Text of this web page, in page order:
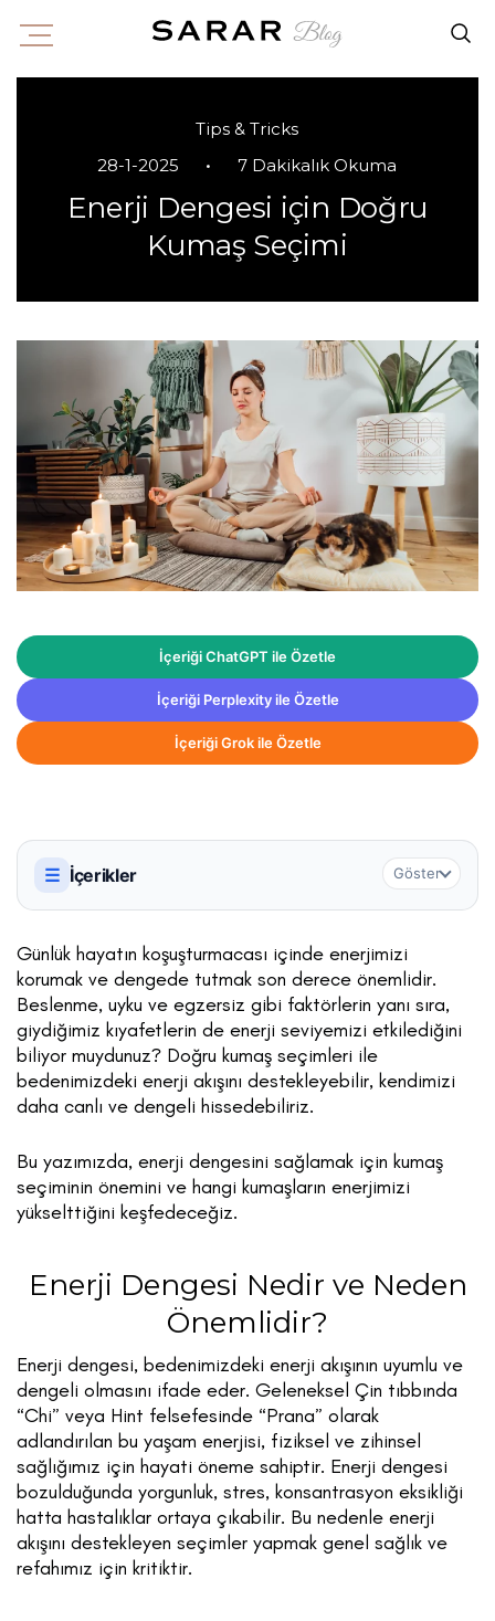
Tips & Tricks
28-1-2025
• 7 Dakikalık Okuma
Enerji Dengesi için Doğru
Kumaş Seçimi
İçeriği ChatGPT ile Özetle
İçeriği Perplexity ile Özetle
İçeriği Grok ile Özetle
☰ İçerikler Göster
Günlük hayatın koşuşturmacası içinde enerjimizi
korumak ve dengede tutmak son derece önemlidir.
Beslenme, uyku ve egzersiz gibi faktörlerin yanı sıra,
giydiğimiz kıyafetlerin de enerji seviyemizi etkilediğini
biliyor muydunuz? Doğru kumaş seçimleri ile
bedenimizdeki enerji akışını destekleyebilir, kendimizi
daha canlı ve dengeli hissedebiliriz.
Bu yazımızda, enerji dengesini sağlamak için kumaş
seçiminin önemini ve hangi kumaşların enerjimizi
yükselttiğini keşfedeceğiz.
Enerji Dengesi Nedir ve Neden
Önemlidir?
Enerji dengesi, bedenimizdeki enerji akışının uyumlu ve
dengeli olmasını ifade eder. Geleneksel Çin tıbbında
“Chi” veya Hint felsefesinde “Prana” olarak
adlandırılan bu yaşam enerjisi, fiziksel ve zihinsel
sağlığımız için hayati öneme sahiptir. Enerji dengesi
bozulduğunda yorgunluk, stres, konsantrasyon eksikliği
hatta hastalıklar ortaya çıkabilir. Bu nedenle enerji
akışını destekleyen seçimler yapmak genel sağlık ve
refahımız için kritiktir.